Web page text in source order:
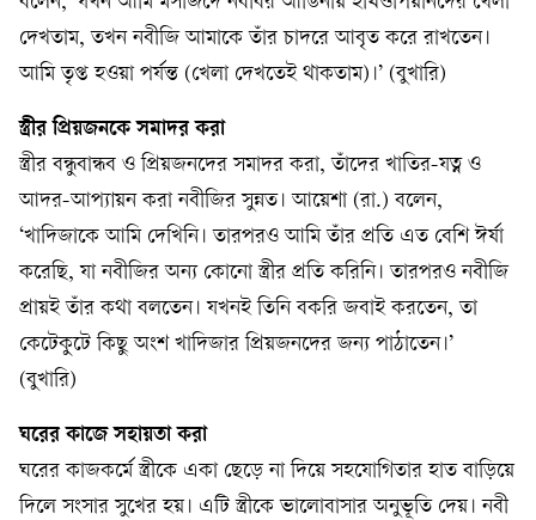
দেখতাম, তখন নবীজি আমাকে তাঁর চাদরে আবৃত করে রাখতেন।
আমি তৃপ্ত হওয়া পর্যন্ত (খেলা দেখতেই থাকতাম)।’ (বুখারি)
স্ত্রীর প্রিয়জনকে সমাদর করা
স্ত্রীর বন্ধুবান্ধব ও প্রিয়জনদের সমাদর করা, তাঁদের খাতির-যত্ন ও
আদর-আপ্যায়ন করা নবীজির সুন্নত। আয়েশা (রা.) বলেন,
‘খাদিজাকে আমি দেখিনি। তারপরও আমি তাঁর প্রতি এত বেশি ঈর্ষা
করেছি, যা নবীজির অন্য কোনো স্ত্রীর প্রতি করিনি। তারপরও নবীজি
প্রায়ই তাঁর কথা বলতেন। যখনই তিনি বকরি জবাই করতেন, তা
কেটেকুটে কিছু অংশ খাদিজার প্রিয়জনদের জন্য পাঠাতেন।’
(বুখারি)
ঘরের কাজে সহায়তা করা
ঘরের কাজকর্মে স্ত্রীকে একা ছেড়ে না দিয়ে সহযোগিতার হাত বাড়িয়ে
দিলে সংসার সুখের হয়। এটি স্ত্রীকে ভালোবাসার অনুভূতি দেয়। নবী